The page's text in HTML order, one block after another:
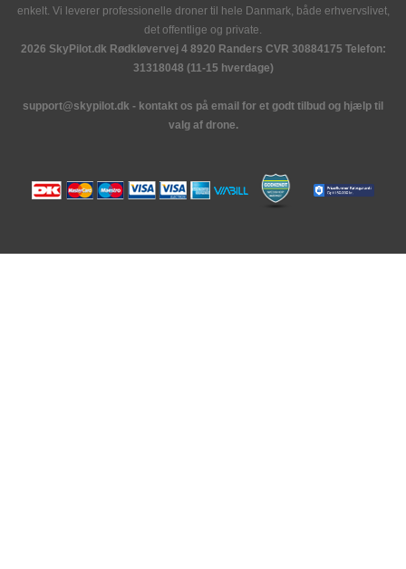
enkelt. Vi leverer professionelle droner til hele Danmark, både erhvervslivet,
det offentlige og private.
2026 SkyPilot.dk Rødkløvervej 4 8920 Randers CVR 30884175 Telefon:
31318048 (11-15 hverdage)
support@skypilot.dk - kontakt os på email for et godt tilbud og hjælp til
valg af drone.